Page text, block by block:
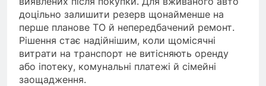
доцільно залишити резерв щонайменше на
перше планове ТО й непередбачений ремонт.
Рішення стає надійнішим, коли щомісячні
витрати на транспорт не витісняють оренду
або іпотеку, комунальні платежі й сімейні
заощадження.